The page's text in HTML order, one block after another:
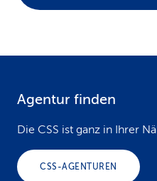
Agentur finden
Die CSS ist ganz in Ihrer
CSS-AGENTUREN